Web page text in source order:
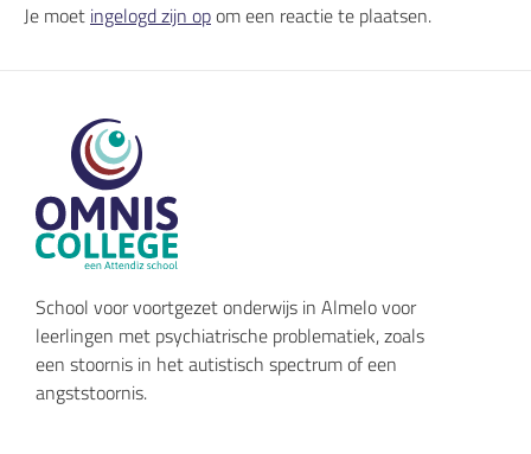
Je moet ingelogd zijn opom een reactie te plaatsen.
School voor voortgezet onderwijs in Almelo voor
leerlingen met psychiatrische problematiek, zoals
een stoornis in het autistisch spectrum of een
angststoornis.